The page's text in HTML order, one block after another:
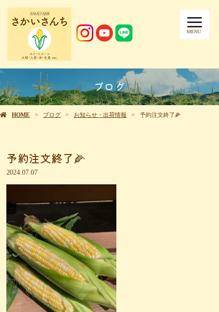
MENU
ブログ
HOME ブログ お知らせ・出荷情報 予約注文終了🌽
予約注文終了🌽
2024.07.07